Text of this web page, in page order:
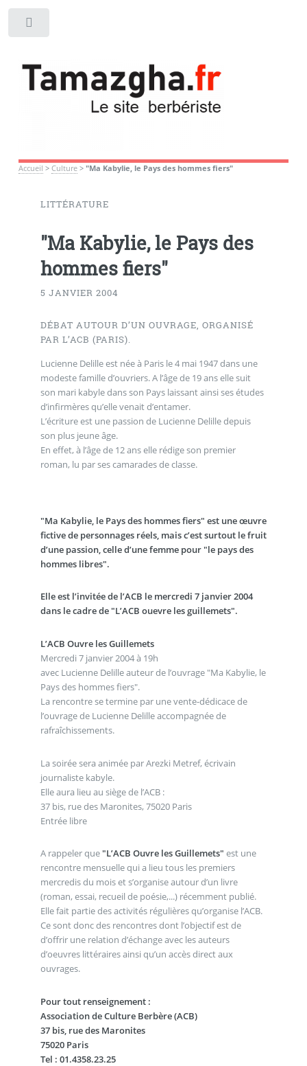
Accueil > Culture> "Ma Kabylie, le Pays des hommes fiers"
LITTÉRATURE
"Ma Kabylie, le Pays des
hommes fiers"
5 JANVIER 2004
DÉBAT AUTOUR D’UN OUVRAGE, ORGANISÉ
PAR L’ACB (PARIS).
Lucienne Delille est née à Paris le 4 mai 1947 dans une
modeste famille d’ouvriers. A l’âge de 19 ans elle suit
son mari kabyle dans son Pays laissant ainsi ses études
d’infirmères qu’elle venait d’entamer.
L’écriture est une passion de Lucienne Delille depuis
son plus jeune âge.
En effet, à l’âge de 12 ans elle rédige son premier
roman, lu par ses camarades de classe.
"Ma Kabylie, le Pays des hommes fiers" est une œuvre
fictive de personnages réels, mais c’est surtout le fruit
d’une passion, celle d’une femme pour "le pays des
hommes libres".
Elle est l’invitée de l’ACB le mercredi 7 janvier 2004
dans le cadre de "L’ACB ouevre les guillemets".
L’ACB Ouvre les Guillemets
Mercredi 7 janvier 2004 à 19h
avec Lucienne Delille auteur de l’ouvrage "Ma Kabylie, le
Pays des hommes fiers".
La rencontre se termine par une vente-dédicace de
l’ouvrage de Lucienne Delille accompagnée de
rafraîchissements.
La soirée sera animée par Arezki Metref, écrivain
journaliste kabyle.
Elle aura lieu au siège de l’ACB :
37 bis, rue des Maronites, 75020 Paris
Entrée libre
A rappeler que "L’ACB Ouvre les Guillemets" est une
rencontre mensuelle qui a lieu tous les premiers
mercredis du mois et s’organise autour d’un livre
(roman, essai, recueil de poésie,...) récemment publié.
Elle fait partie des activités régulières qu’organise l’ACB.
Ce sont donc des rencontres dont l’objectif est de
d’offrir une relation d’échange avec les auteurs
d’oeuvres littéraires ainsi qu’un accès direct aux
ouvrages.
Pour tout renseignement :
Association de Culture Berbère (ACB)
37 bis, rue des Maronites
75020 Paris
Tel : 01.4358.23.25